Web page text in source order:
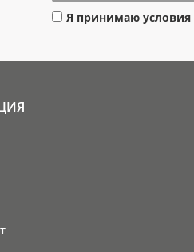
Я принимаю условия